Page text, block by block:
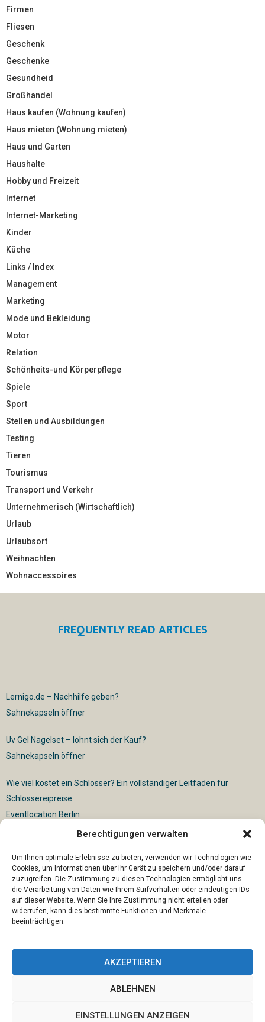
Berechtigungen verwalten
Um Ihnen optimale Erlebnisse zu bieten, verwenden wir Technologien wie
Cookies, um Informationen über Ihr Gerät zu speichern und/oder darauf
zuzugreifen. Die Zustimmung zu diesen Technologien ermöglicht uns
die Verarbeitung von Daten wie Ihrem Surfverhalten oder eindeutigen IDs
auf dieser Website. Wenn Sie Ihre Zustimmung nicht erteilen oder
widerrufen, kann dies bestimmte Funktionen und Merkmale
beeinträchtigen.
AKZEPTIEREN
ABLEHNEN
EINSTELLUNGEN ANZEIGEN
Firmen
Fliesen
Geschenk
Geschenke
Gesundheid
Großhandel
Haus kaufen (Wohnung kaufen)
Haus mieten (Wohnung mieten)
Haus und Garten
Haushalte
Hobby und Freizeit
Internet
Internet-Marketing
Kinder
Küche
Links / Index
Management
Marketing
Mode und Bekleidung
Motor
Relation
Schönheits-und Körperpflege
Spiele
Sport
Stellen und Ausbildungen
Testing
Tieren
Tourismus
Transport und Verkehr
Unternehmerisch (Wirtschaftlich)
Urlaub
Urlaubsort
Weihnachten
Wohnaccessoires
FREQUENTLY READ ARTICLES
Lernigo.de – Nachhilfe geben?
Sahnekapseln öffner
Uv Gel Nagelset – lohnt sich der Kauf?
Sahnekapseln öffner
Wie viel kostet ein Schlosser? Ein vollständiger Leitfaden für
Schlossereipreise
Eventlocation Berlin
Für die vollautomatische Sackentleerung gibt es vielfältige
Lösungen